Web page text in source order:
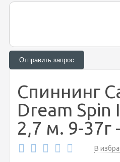
Спиннинг
Dream Spin
2,7 м. 9-37г
В